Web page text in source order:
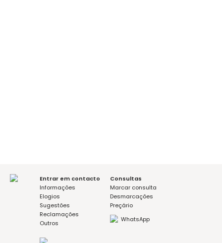
Entrar em contacto
Informações
Elogios
Sugestões
Reclamações
Outros
Consultas
Marcar consulta
Desmarcações
Preçário
WhatsApp